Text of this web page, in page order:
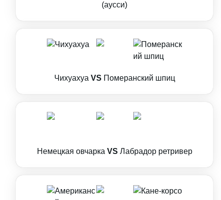
(аусси)
Чихуахуа VS Померанский шпиц
Немецкая овчарка VS Лабрадор ретривер